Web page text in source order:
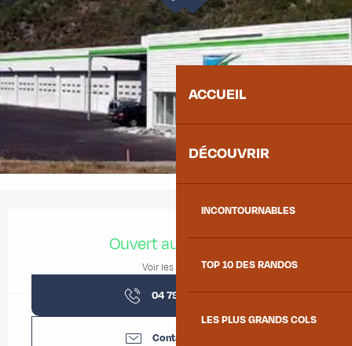
ACCUEIL
DÉCOUVRIR
INCONTOURNABLES
TOP 10 DES RANDOS
LES PLUS GRANDS COLS
Ouvert aujourd'hui
Voir les horaires
04 79 59 92▒▒
Contactez-nous